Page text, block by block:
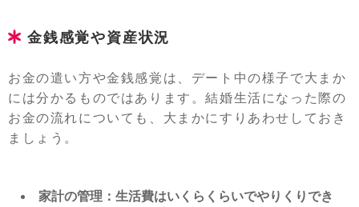
金銭感覚や資産状況
お金の遣い方や金銭感覚は、デート中の様子で大まか
には分かるものではあります。結婚生活になった際の
お金の流れについても、大まかにすりあわせしておき
ましょう。
家計の管理：生活費はいくらくらいでやりくりでき